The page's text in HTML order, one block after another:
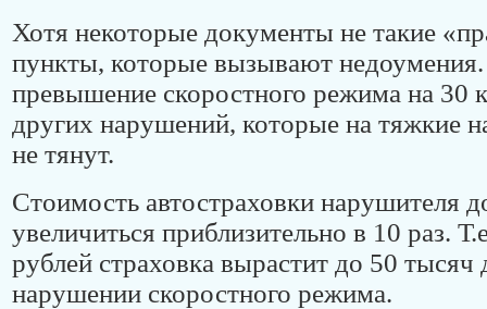
Хотя некоторые документы не такие
пункты, которые вызывают
превышение скоростного режима на 30
других нарушений, которые на тяжкие
не тянут.
Стоимость автостраховки нарушителя
увеличиться приблизительно в 10 раз.
рублей страховка вырастит до 50 тысяч
нарушении скоростного режима.